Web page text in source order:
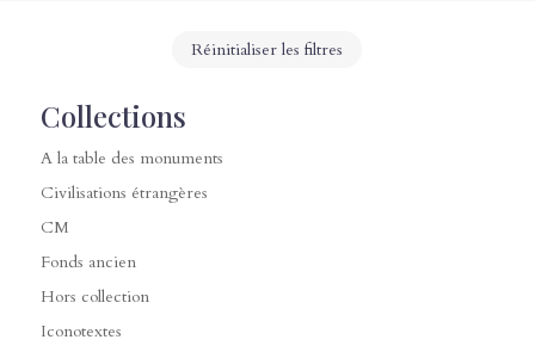
Réinitialiser les filtres
Collections
A la table des monuments
Civilisations étrangères
CM
Fonds ancien
Hors collection
Iconotextes